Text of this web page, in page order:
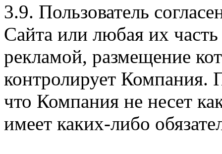
3.9. Пользователь
Сайта или любая их
рекламой, размещение
контролирует Компания.
что Компания не несет
имеет каких-либо